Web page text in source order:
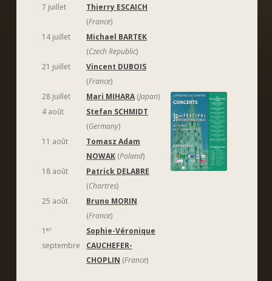
7 juillet
Thierry ESCAICH
(France)
14 juillet
Michael BARTEK
(Czech Republic)
21 juillet
Vincent DUBOIS
(France)
28 juillet
Mari MIHARA (Japan)
4 août
Stefan SCHMIDT
(Germany)
11 août
Tomasz Adam
NOWAK (Poland)
18 août
Patrick DELABRE
(Chartres)
25 août
Bruno MORIN
(France)
1 er
septembre
Sophie-Véronique
CAUCHEFER-
CHOPLIN (France)